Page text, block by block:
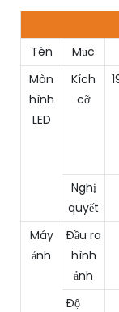
Tên
Mục
Màn
hình
LED
Kích
cỡ
Nghị
quyết
Máy
ảnh
Đầu ra
hình
ảnh
Độ